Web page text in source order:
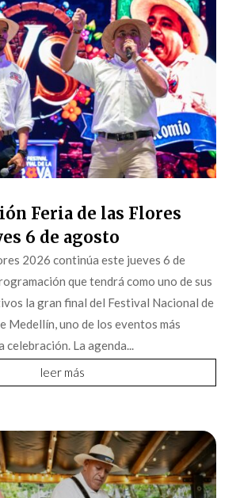
Feria de las Flores
6 de agosto
2026 continúa este jueves 6 de
que tendrá como uno de sus
la gran final del Festival Nacional de
Medellín, uno de los eventos más
La agenda...
leer más